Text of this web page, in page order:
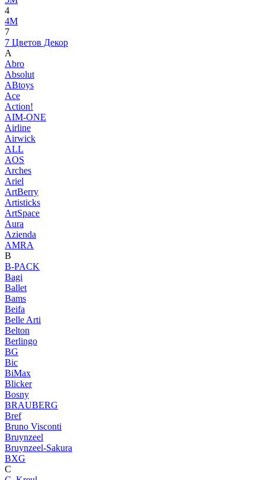
4
4M
7
7 Цветов Декор
A
Abro
Absolut
ABtoys
Ace
Action!
AIM-ONE
Airline
Airwick
ALL
AOS
Arches
Ariel
ArtBerry
Artisticks
ArtSpace
Aura
Azienda
AМRA
B
B-PACK
Bagi
Ballet
Bams
Beifa
Belle Arti
Belton
Berlingo
BG
Bic
BiMax
Blicker
Bosny
BRAUBERG
Bref
Bruno Visconti
Bruynzeel
Bruynzeel-Sakura
BXG
C